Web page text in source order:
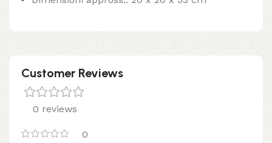
Customer Reviews
0 reviews
0